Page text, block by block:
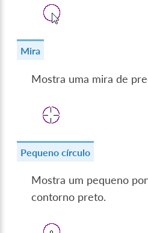
Mira
Mostra uma mira de
Pequeno círculo
Mostra um pequeno
contorno preto.